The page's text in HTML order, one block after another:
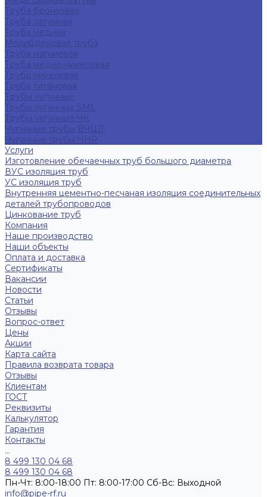
Труба бронзовая
Труба латунная
Труба медная
Молибденовая труба
Труба магниевая
Труба медно-никелевая
Труба никелевая
Труба титановая
Трубы чугунные
Трубы чугунные SML
Трубы чугунные ЧК
Чугунные трубы ВЧШГ
Чугунные трубы ЧНР
Услуги
Изготовление обечаечных труб большого диаметра
ВУС изоляция труб
УС изоляция труб
Внутренняя цементно-песчаная изоляция соединительных
деталей трубопроводов
Цинкование труб
Компания
Наше производство
Наши объекты
Оплата и доставка
Сертификаты
Вакансии
Новости
Статьи
Отзывы
Вопрос-ответ
Цены
Акции
Карта сайта
Правила возврата товара
Отзывы
Клиентам
ГОСТ
Реквизиты
Калькулятор
Гарантия
Контакты
...
8 499 130 04 68
8 499 130 04 68
Пн-Чт: 8:00-18:00 Пт: 8:00-17:00 Сб-Вс: Выходной
info@pipe-rf.ru